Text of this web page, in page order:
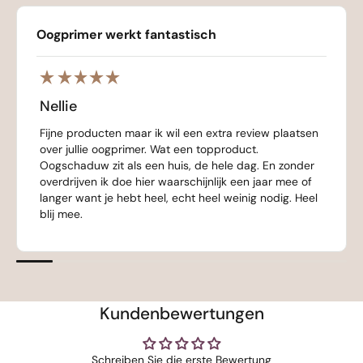
Oogprimer werkt fantastisch
Nellie
Fijne producten maar ik wil een extra review plaatsen
over jullie oogprimer. Wat een topproduct.
Oogschaduw zit als een huis, de hele dag. En zonder
overdrijven ik doe hier waarschijnlijk een jaar mee of
langer want je hebt heel, echt heel weinig nodig. Heel
blij mee.
Kundenbewertungen
Schreiben Sie die erste Bewertung